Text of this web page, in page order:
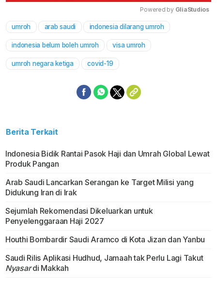
Powered by GliaStudios
umroh arab saudi indonesia dilarang umroh
indonesia belum boleh umroh visa umroh
umroh negara ketiga covid-19
Berita Terkait
Indonesia Bidik Rantai Pasok Haji dan Umrah Global Lewat
Produk Pangan
Arab Saudi Lancarkan Serangan ke Target Milisi yang
Didukung Iran di Irak
Sejumlah Rekomendasi Dikeluarkan untuk
Penyelenggaraan Haji 2027
Houthi Bombardir Saudi Aramco di Kota Jizan dan Yanbu
Saudi Rilis Aplikasi Hudhud, Jamaah tak Perlu Lagi Takut
Nyasardi Makkah